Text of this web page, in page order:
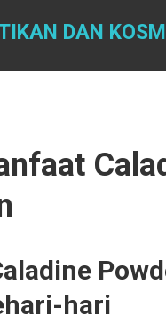
DAN
hari